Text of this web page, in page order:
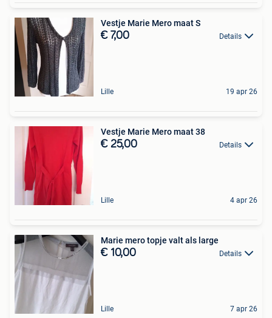
Vestje Marie Mero maat S
€ 7,00 Details
Lille 19 apr 26
Vestje Marie Mero maat 38
€ 25,00 Details
Lille 4 apr 26
Marie mero topje valt als large
€ 10,00 Details
Lille 7 apr 26